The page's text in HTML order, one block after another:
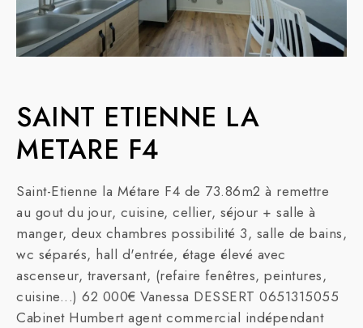
SAINT ETIENNE LA
METARE F4
Saint-Etienne la Métare F4 de 73.86m2 à remettre
au gout du jour, cuisine, cellier, séjour + salle à
manger, deux chambres possibilité 3, salle de bains,
wc séparés, hall d'entrée, étage élevé avec
ascenseur, traversant, (refaire fenêtres, peintures,
cuisine...) 62 000€ Vanessa DESSERT 0651315055
Cabinet Humbert agent commercial indépendant